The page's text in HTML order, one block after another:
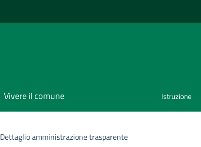
Vivere il comune Istruzione
Dettaglio amministrazione trasparente